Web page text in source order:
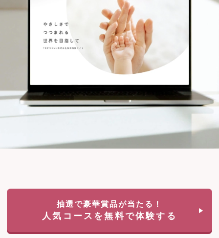
抽選で豪華賞品が当たる！
人気コースを無料で体験する